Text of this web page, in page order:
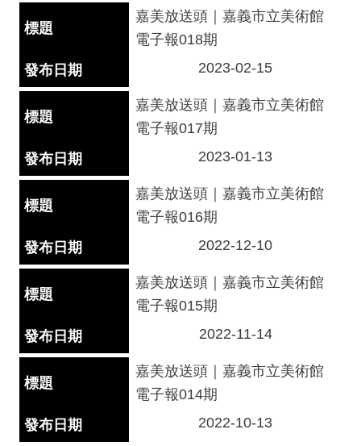
站
料
開
放
宣
線
上
陳
嘉美放送頭｜嘉義市立美術館
電子報018期
2023-02-15
嘉美放送頭｜嘉義市立美術館
電子報017期
2023-01-13
嘉美放送頭｜嘉義市立美術館
電子報016期
2022-12-10
嘉美放送頭｜嘉義市立美術館
電子報015期
2022-11-14
嘉美放送頭｜嘉義市立美術館
電子報014期
2022-10-13